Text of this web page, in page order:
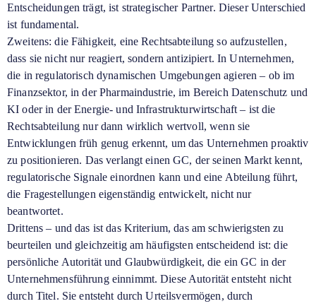
Entscheidungen trägt, ist strategischer Partner. Dieser Unterschied
ist fundamental.
Zweitens: die Fähigkeit, eine Rechtsabteilung so aufzustellen,
dass sie nicht nur reagiert, sondern antizipiert. In Unternehmen,
die in regulatorisch dynamischen Umgebungen agieren – ob im
Finanzsektor, in der Pharmaindustrie, im Bereich Datenschutz und
KI oder in der Energie- und Infrastrukturwirtschaft – ist die
Rechtsabteilung nur dann wirklich wertvoll, wenn sie
Entwicklungen früh genug erkennt, um das Unternehmen proaktiv
zu positionieren. Das verlangt einen GC, der seinen Markt kennt,
regulatorische Signale einordnen kann und eine Abteilung führt,
die Fragestellungen eigenständig entwickelt, nicht nur
beantwortet.
Drittens – und das ist das Kriterium, das am schwierigsten zu
beurteilen und gleichzeitig am häufigsten entscheidend ist: die
persönliche Autorität und Glaubwürdigkeit, die ein GC in der
Unternehmensführung einnimmt. Diese Autorität entsteht nicht
durch Titel. Sie entsteht durch Urteilsvermögen, durch